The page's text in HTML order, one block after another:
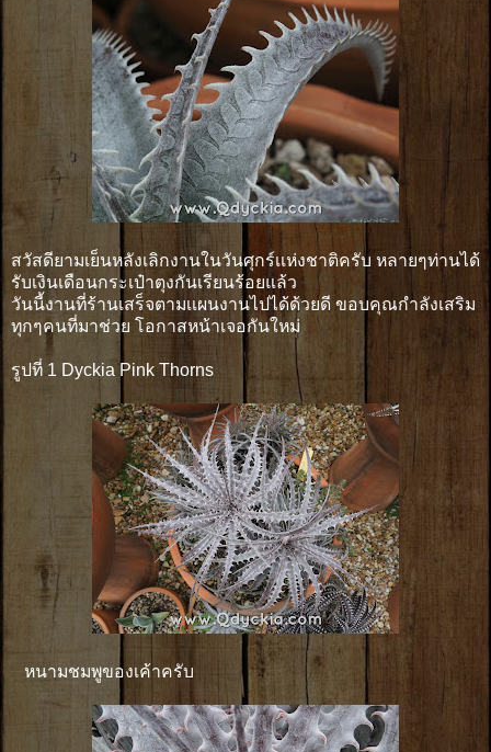
สวัสดียามเย็นหลังเลิกงานในวันศุกร์เเห่งชาติครับ หลายๆท่านได้
รับเงินเดือนกระเป๋าตุงกันเรียนร้อยแล้ว
วันนี้งานที่ร้านเสร็จตามเเผนงานไปได้ด้วยดี ขอบคุณกำลังเสริม
ทุกๆคนที่มาช่วย โอกาสหน้าเจอกันใหม่
รูปที่ 1 Dyckia Pink Thorns
หนามชมพูของเค้าครับ